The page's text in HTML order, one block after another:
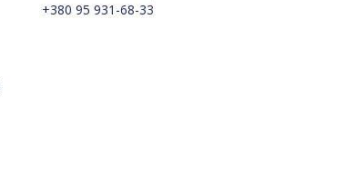
+380 95 931-68-33